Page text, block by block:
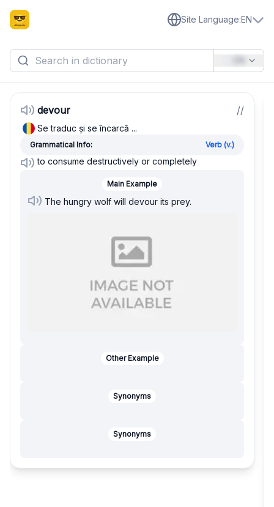
Site Language:EN
devour //
Se traduc și se încarcă ...
Grammatical Info: Verb (v.)
to consume destructively or completely
Main Example
The hungry wolf will devour its prey.
Other Example
Synonyms
Synonyms